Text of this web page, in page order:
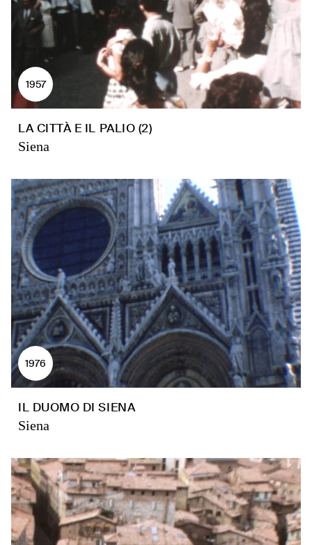
1957
LA CITTÀ E IL PALIO (2)
Siena
1976
IL DUOMO DI SIENA
Siena